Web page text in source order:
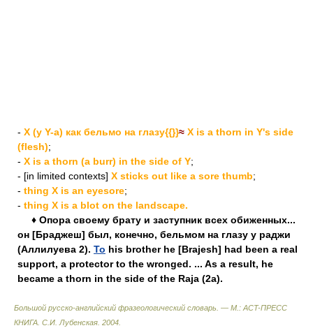
- X (y Y-a) как бельмо на глазу{{}}≈ X is a thorn in Y's side
(flesh);
- X is a thorn (a burr) in the side of Y;
- [in limited contexts] X sticks out like a sore thumb;
- thing X is an eyesore;
- thing X is a blot on the landscape.
♦ Опора своему брату и заступник всех обиженных...
он [Браджеш] был, конечно, бельмом на глазу у раджи
(Аллилуева 2). То his brother he [Brajesh] had been a real
support, a protector to the wronged. ... As a result, he
became a thorn in the side of the Raja (2a).
Большой русско-английский фразеологический словарь. — М.: ACT-ПРЕСС
КНИГА С.И. Лубенская 2004